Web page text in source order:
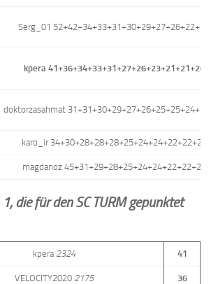
Serg_01
kpera
doktorzasahmat
karo_ir
magdanoz
die für den SC TURM gepunktet
kpera 2324 41
VELOCITY2020 2175 36